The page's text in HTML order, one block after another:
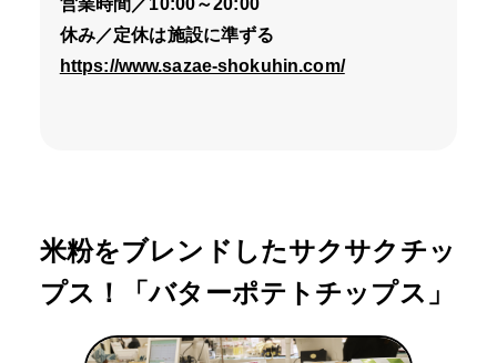
営業時間／10:00～20:00
休み／定休は施設に準ずる
https://www.sazae-shokuhin.com/
米粉をブレンドしたサクサクチッ
プス！「バターポテトチップス」